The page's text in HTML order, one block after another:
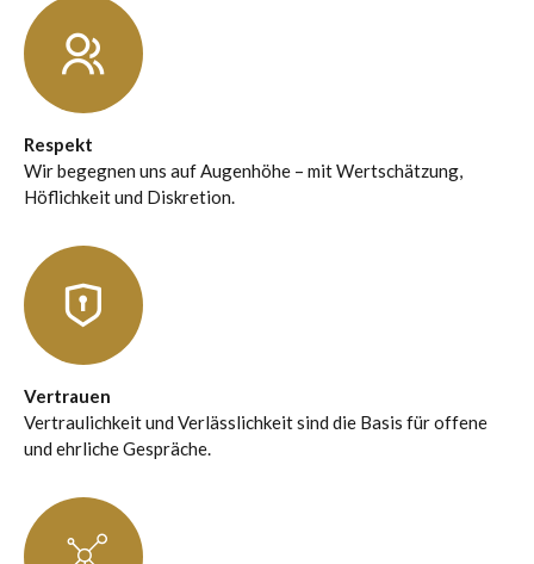
Respekt
Wir begegnen uns auf Augenhöhe – mit Wertschätzung,
Höflichkeit und Diskretion.
Vertrauen
Vertraulichkeit und Verlässlichkeit sind die Basis für offene
und ehrliche Gespräche.